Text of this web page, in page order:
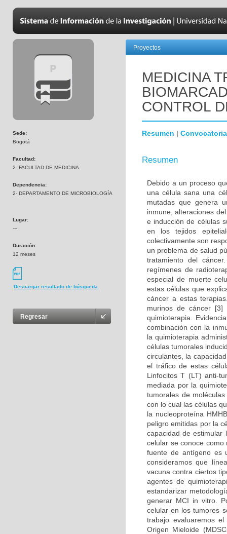
Sede:
Bogotá
Facultad:
2- FACULTAD DE MEDICINA
Dependencia:
2- DEPARTAMENTO DE MICROBIOLOGÍA
Lugar:
---
Duración:
12 meses
Descargar resultado de búsqueda
Regresar
Proyectos
MEDICINA
CONTROL
Resumen | Convocatoria
Resumen
Debido a un proceso
una célula sana una
mutadas que genera
inmune, alteraciones
e inducción de células
en los tejidos
colectivamente son
un problema de salud
tratamiento del
regímenes de
especial de muerte
estas células que
cáncer a estas
murinos de cáncer
quimioterapia.
combinación con la
la quimioterapia
células tumorales
circulantes, la
el tráfico de estas
Linfocitos T (LT) anti-
mediada por la
tumorales de
con lo cual las células
la nucleoproteína
peligro emitidas por la
capacidad de estimular
celular se conoce
fuente de antígeno es
consideramos que
vacuna contra ciertos
agentes de
estandarizar
generar MCI in vitro.
celular en los tumores
trabajo evaluaremos
Origen Mieloide